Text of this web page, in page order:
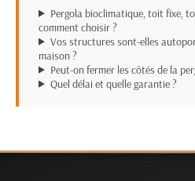
Pergola bioclimatique, toit fixe,
comment choisir ?
Vos structures sont-elles
maison ?
Peut-on fermer les côtés de la
Quel délai et quelle garantie ?